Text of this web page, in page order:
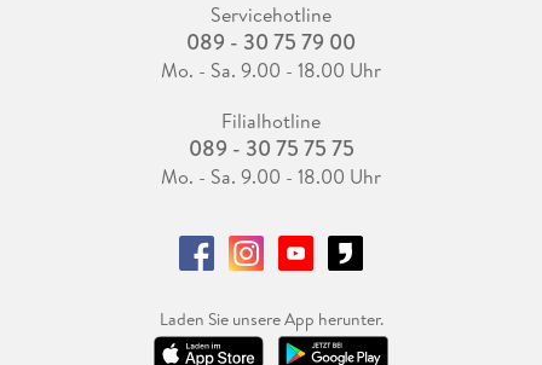
Servicehotline
089 - 30 75 79 00
Mo. - Sa. 9.00 - 18.00 Uhr
Filialhotline
089 - 30 75 75 75
Mo. - Sa. 9.00 - 18.00 Uhr
Laden Sie unsere App herunter.